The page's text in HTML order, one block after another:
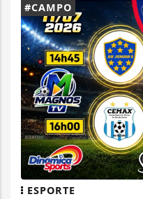
#CAMPO
ESPORTE